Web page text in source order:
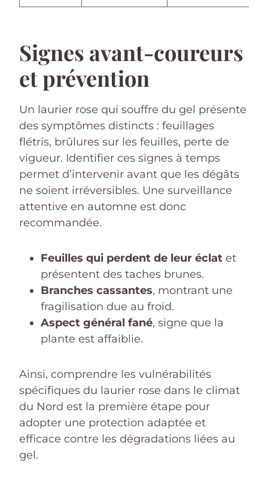
Signes avant-coureurs
et prévention
Un laurier rose qui souffre du gel présente
des symptômes distincts : feuillages
flétris, brûlures sur les feuilles, perte de
vigueur. Identifier ces signes à temps
permet d’intervenir avant que les dégâts
ne soient irréversibles. Une surveillance
attentive en automne est donc
recommandée.
Feuilles qui perdent de leur éclat et
présentent des taches brunes.
Branches cassantes, montrant une
fragilisation due au froid.
Aspect général fané, signe que la
plante est affaiblie.
Ainsi, comprendre les vulnérabilités
spécifiques du laurier rose dans le climat
du Nord est la première étape pour
adopter une protection adaptée et
efficace contre les dégradations liées au
gel.